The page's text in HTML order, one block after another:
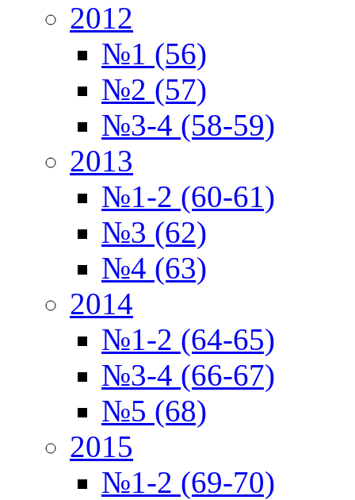
2012
№1 (56)
№2 (57)
№3-4 (58-59)
2013
№1-2 (60-61)
№3 (62)
№4 (63)
2014
№1-2 (64-65)
№3-4 (66-67)
№5 (68)
2015
№1-2 (69-70)